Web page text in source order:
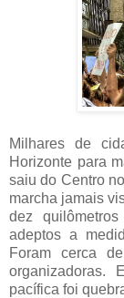
Milhares de
Horizonte para
saiu do Centro
marcha jamais
dez
adeptos a
Foram cerca
organizadoras.
pacífica foi